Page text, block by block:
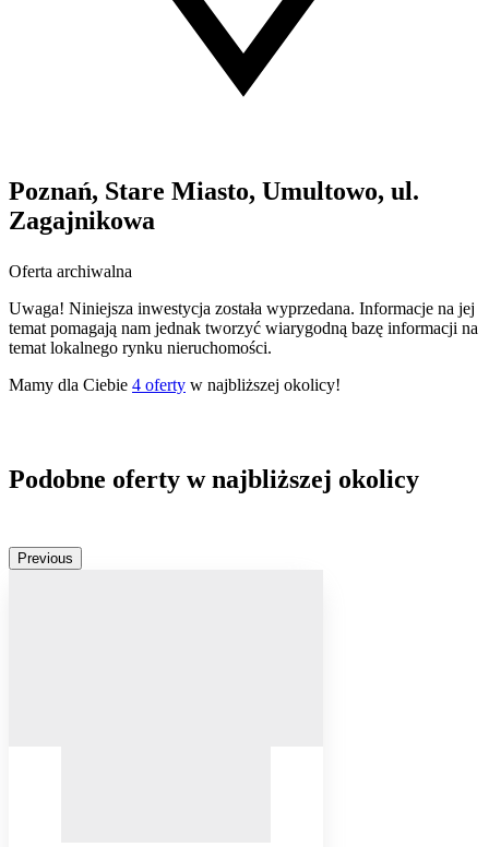
Poznań, Stare Miasto, Umultowo, ul.
Zagajnikowa
Oferta archiwalna
Uwaga! Niniejsza inwestycja została wyprzedana. Informacje na jej
temat pomagają nam jednak tworzyć wiarygodną bazę informacji na
temat lokalnego rynku nieruchomości.
Mamy dla Ciebie 4 oferty w najbliższej okolicy!
Podobne oferty w najbliższej okolicy
Previous